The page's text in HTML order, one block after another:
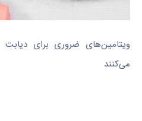
ویتامین‌های ضروری برای
می‌کنند